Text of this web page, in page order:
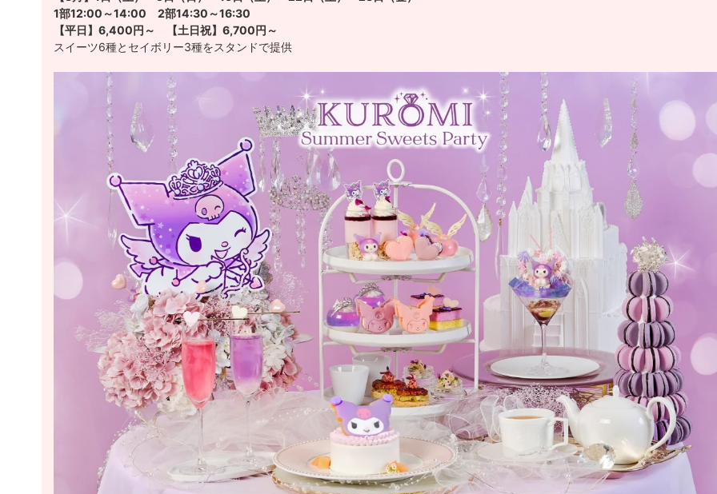
1部12:00～14:00 2部14:30～16:30
【平日】6,400円～ 【土日祝】6,700円～
スイーツ6種とセイボリー3種をスタンドで提供